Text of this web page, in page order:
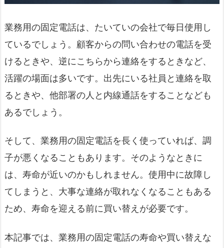
業務用の固定電話は、たいていの会社で毎日使用し
ているでしょう。顧客からの問い合わせの電話を受
けるときや、逆にこちらから連絡をするときなど、
活躍の場面は多いです。出先にいる社員と連絡を取
るときや、他部署の人と内線通話をすることなども
あるでしょう。
そして、業務用の固定電話を長く使っていれば、調
子が悪くなることもあります。そのようなときに
は、寿命が近いのかもしれません。使用中に故障し
てしまうと、大事な連絡が取れなくなることもある
ため、寿命を迎える前に買い替えが必要です。
本記事では、業務用の固定電話の寿命や買い替えな